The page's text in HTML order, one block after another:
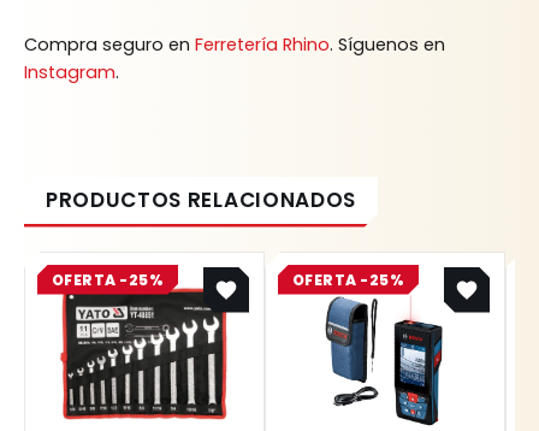
Compra seguro en Ferretería Rhino. Síguenos en
Instagram.
OFERTA -25%
Original
price
was:
$ 218.800.
Current
price
is:
$ 164.100.
OFERTA -25%
Original
price
was:
$ 2.445.100.
Current
price
is:
$ 1.833.825.